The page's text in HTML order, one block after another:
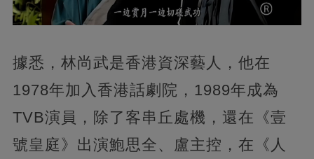
據悉，林尚武是香港資深藝人，他在
1978年加入香港話劇院，1989年成為
TVB演員，除了客串丘處機，還在《壹
號皇庭》出演鮑思全、盧主控，在《人